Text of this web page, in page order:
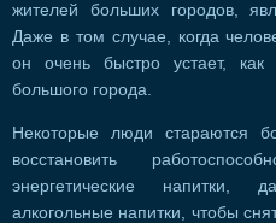
жителей больших городов,
Даже в том случае, когда
он очень быстро устает, как
большого города.
Некоторые люди стараются
восстановить
энергетические напитки,
алкогольные напитки, чтобы